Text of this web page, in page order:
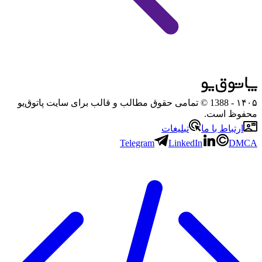
۱۴۰۵
- 1388 © تمامی حقوق مطالب و قالب برای سایت پاتوق‌یو
محفوظ است.
ارتباط با ما
تبلیغات
Telegram
LinkedIn DMCA